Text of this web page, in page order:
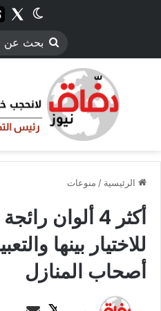
بحث
الرئيسية / منوعات
أكثر 4 ألوان
للاختيار بينها
أصحاب المنازل